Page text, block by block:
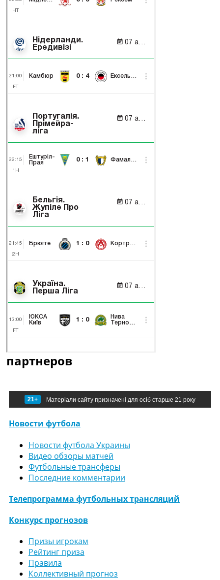
партнеров
21+ Матеріали сайту призначені для осіб старше 21 року
Новости футбола
Новости футбола Украины
Видео обзоры матчей
Футбольные трансферы
Последние комментарии
Телепрограмма футбольных трансляций
Конкурс прогнозов
Призы игрокам
Рейтинг приза
Правила
Коллективный прогноз